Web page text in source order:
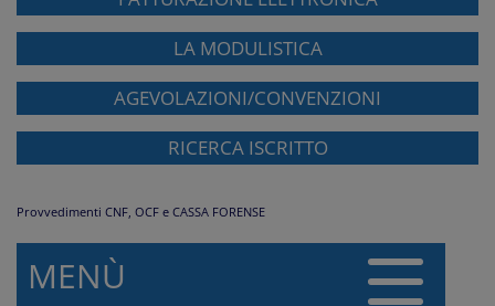
LA MODULISTICA
AGEVOLAZIONI/CONVENZIONI
RICERCA ISCRITTO
Provvedimenti CNF, OCF e CASSA FORENSE
MENÙ